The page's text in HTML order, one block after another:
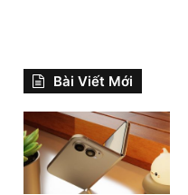
Bài Viết Mới